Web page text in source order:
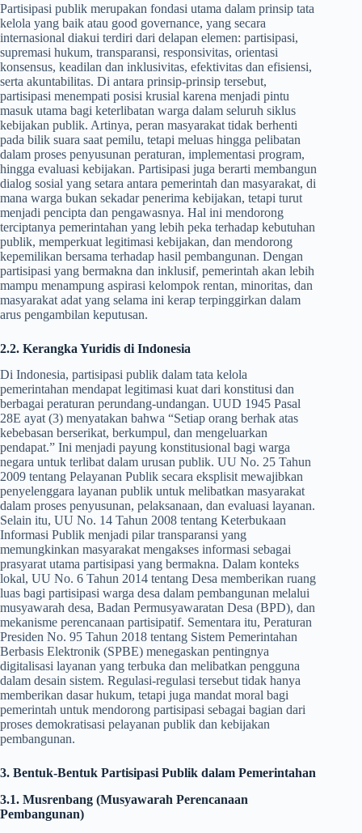
Partisipasi publik merupakan fondasi utama dalam prinsip tata
kelola yang baik atau good governance, yang secara
internasional diakui terdiri dari delapan elemen: partisipasi,
supremasi hukum, transparansi, responsivitas, orientasi
konsensus, keadilan dan inklusivitas, efektivitas dan efisiensi,
serta akuntabilitas. Di antara prinsip-prinsip tersebut,
partisipasi menempati posisi krusial karena menjadi pintu
masuk utama bagi keterlibatan warga dalam seluruh siklus
kebijakan publik. Artinya, peran masyarakat tidak berhenti
pada bilik suara saat pemilu, tetapi meluas hingga pelibatan
dalam proses penyusunan peraturan, implementasi program,
hingga evaluasi kebijakan. Partisipasi juga berarti membangun
dialog sosial yang setara antara pemerintah dan masyarakat, di
mana warga bukan sekadar penerima kebijakan, tetapi turut
menjadi pencipta dan pengawasnya. Hal ini mendorong
terciptanya pemerintahan yang lebih peka terhadap kebutuhan
publik, memperkuat legitimasi kebijakan, dan mendorong
kepemilikan bersama terhadap hasil pembangunan. Dengan
partisipasi yang bermakna dan inklusif, pemerintah akan lebih
mampu menampung aspirasi kelompok rentan, minoritas, dan
masyarakat adat yang selama ini kerap terpinggirkan dalam
arus pengambilan keputusan.
2.2. Kerangka Yuridis di Indonesia
Di Indonesia, partisipasi publik dalam tata kelola
pemerintahan mendapat legitimasi kuat dari konstitusi dan
berbagai peraturan perundang-undangan. UUD 1945 Pasal
28E ayat (3) menyatakan bahwa “Setiap orang berhak atas
kebebasan berserikat, berkumpul, dan mengeluarkan
pendapat.” Ini menjadi payung konstitusional bagi warga
negara untuk terlibat dalam urusan publik. UU No. 25 Tahun
2009 tentang Pelayanan Publik secara eksplisit mewajibkan
penyelenggara layanan publik untuk melibatkan masyarakat
dalam proses penyusunan, pelaksanaan, dan evaluasi layanan.
Selain itu, UU No. 14 Tahun 2008 tentang Keterbukaan
Informasi Publik menjadi pilar transparansi yang
memungkinkan masyarakat mengakses informasi sebagai
prasyarat utama partisipasi yang bermakna. Dalam konteks
lokal, UU No. 6 Tahun 2014 tentang Desa memberikan ruang
luas bagi partisipasi warga desa dalam pembangunan melalui
musyawarah desa, Badan Permusyawaratan Desa (BPD), dan
mekanisme perencanaan partisipatif. Sementara itu, Peraturan
Presiden No. 95 Tahun 2018 tentang Sistem Pemerintahan
Berbasis Elektronik (SPBE) menegaskan pentingnya
digitalisasi layanan yang terbuka dan melibatkan pengguna
dalam desain sistem. Regulasi-regulasi tersebut tidak hanya
memberikan dasar hukum, tetapi juga mandat moral bagi
pemerintah untuk mendorong partisipasi sebagai bagian dari
proses demokratisasi pelayanan publik dan kebijakan
pembangunan.
3. Bentuk-Bentuk Partisipasi Publik dalam Pemerintahan
3.1. Musrenbang (Musyawarah Perencanaan
Pembangunan)